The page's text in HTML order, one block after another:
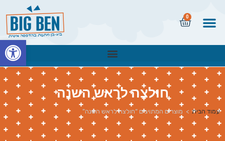
0
חולצה לראש השנה
עמוד הבית > מוצרים המתויגים “חולצה לראש השנה”